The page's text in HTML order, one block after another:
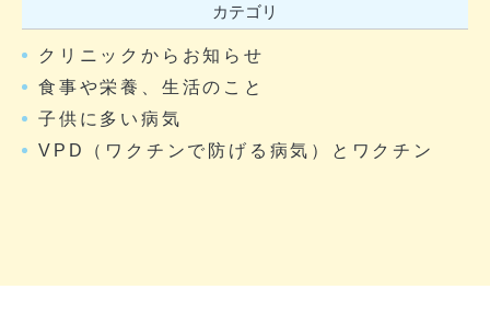
カテゴリ
クリニックからお知らせ
食事や栄養、生活のこと
子供に多い病気
VPD（ワクチンで防げる病気）とワクチン